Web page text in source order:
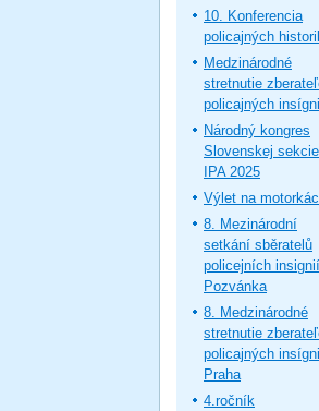
10. Konferencia
policajných
Medzinárodné
stretnutie
policajných
Národný kongres
Slovenskej sekcie
IPA 2025
Výlet na
8. Mezinárodní
setkání sběratelů
policejních
Pozvánka
8. Medzinárodné
stretnutie
policajných
Praha
4.ročník